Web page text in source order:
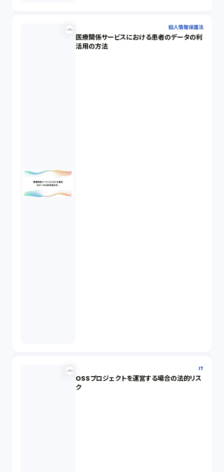
個人情報保護法
医療関係サービスにおける患者のデータの利
活用の方法
IT
OSSプロジェクトを運営する場合の法的リス
ク